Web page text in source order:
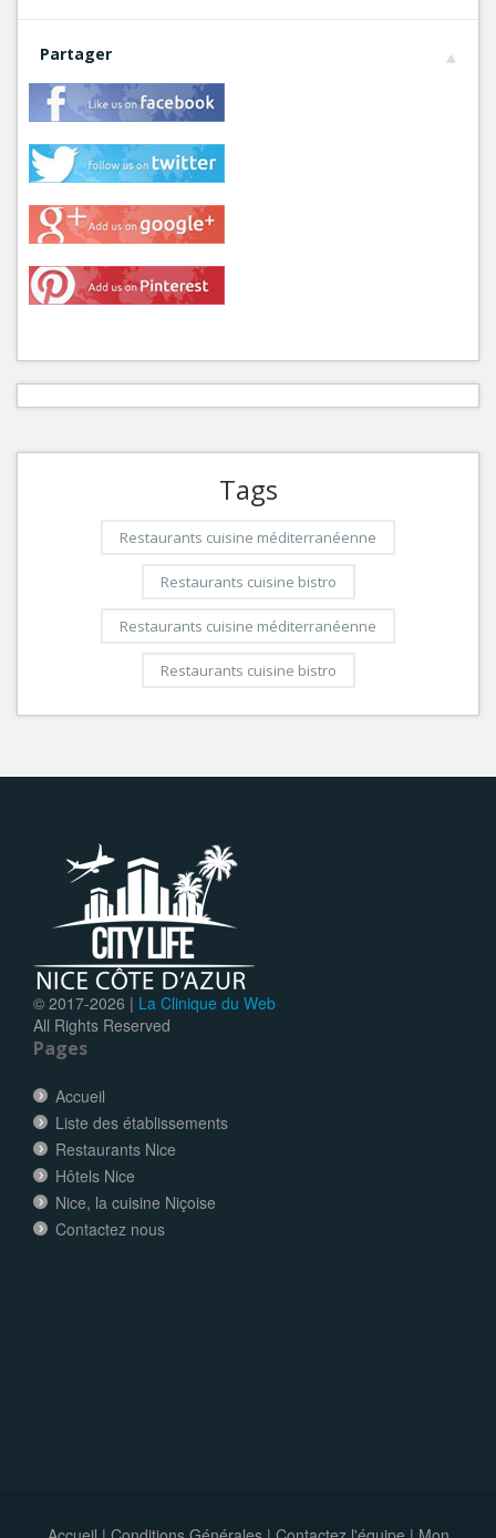
Partager
Tags
Restaurants cuisine méditerranéenne
Restaurants cuisine bistro
Restaurants cuisine méditerranéenne
Restaurants cuisine bistro
© 2017-2026 | La Clinique du Web
All Rights Reserved
Pages
Accueil
Liste des établissements
Restaurants Nice
Hôtels Nice
Nice, la cuisine Niçoise
Contactez nous